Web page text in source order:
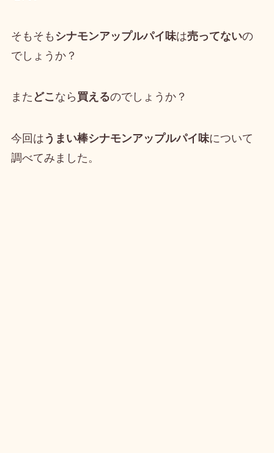
そもそも シナモンアップルパイ味は売ってないの
でしょうか？
また どこなら 買えるのでしょうか？
今回は うまい棒シナモンアップルパイ味について
調べてみました。